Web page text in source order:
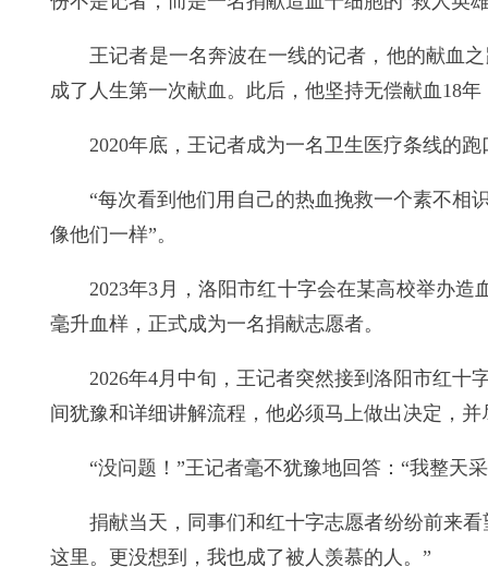
王记者是一名奔波在一线的记者，他的献血
成了人生第一次献血。此后，他坚持无偿献血18
2020年底，王记者成为一名卫生医疗条线的
“每次看到他们用自己的热血挽救一个素不相
像他们一样”。
2023年3月，洛阳市红十字会在某高校举办
毫升血样，正式成为一名捐献志愿者。
2026年4月中旬，王记者突然接到洛阳市红
间犹豫和详细讲解流程，他必须马上做出决定，
“没问题！”王记者毫不犹豫地回答：“我整天
捐献当天，同事们和红十字志愿者纷纷前来
这里。更没想到，我也成了被人羡慕的人。”